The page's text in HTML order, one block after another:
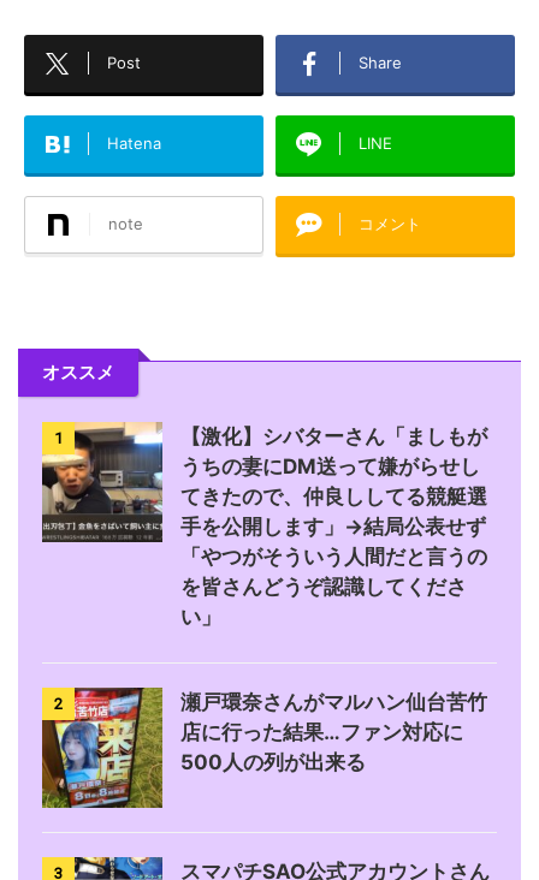
Post Share
Hatena LINE
note コメント
オススメ
1
【激化】シバターさん「ましもが
うちの妻にDM送って嫌がらせし
てきたので、仲良ししてる競艇選
手を公開します」→結局公表せず
「やつがそういう人間だと言うの
を皆さんどうぞ認識してくださ
い」
2
瀬戸環奈さんがマルハン仙台苦竹
店に行った結果…ファン対応に
500人の列が出来る
3 スマパチSAO公式アカウントさん